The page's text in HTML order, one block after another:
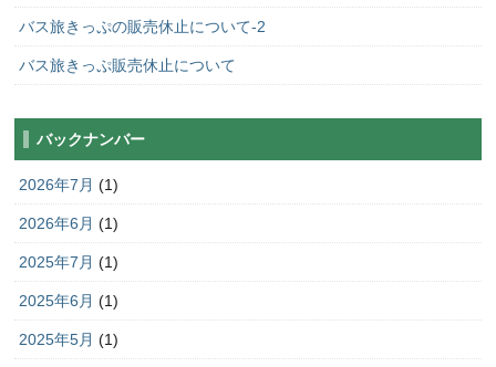
バス旅きっぷの販売休止について-2
バス旅きっぷ販売休止について
バックナンバー
2026年7月 (1)
2026年6月 (1)
2025年7月 (1)
2025年6月 (1)
2025年5月 (1)